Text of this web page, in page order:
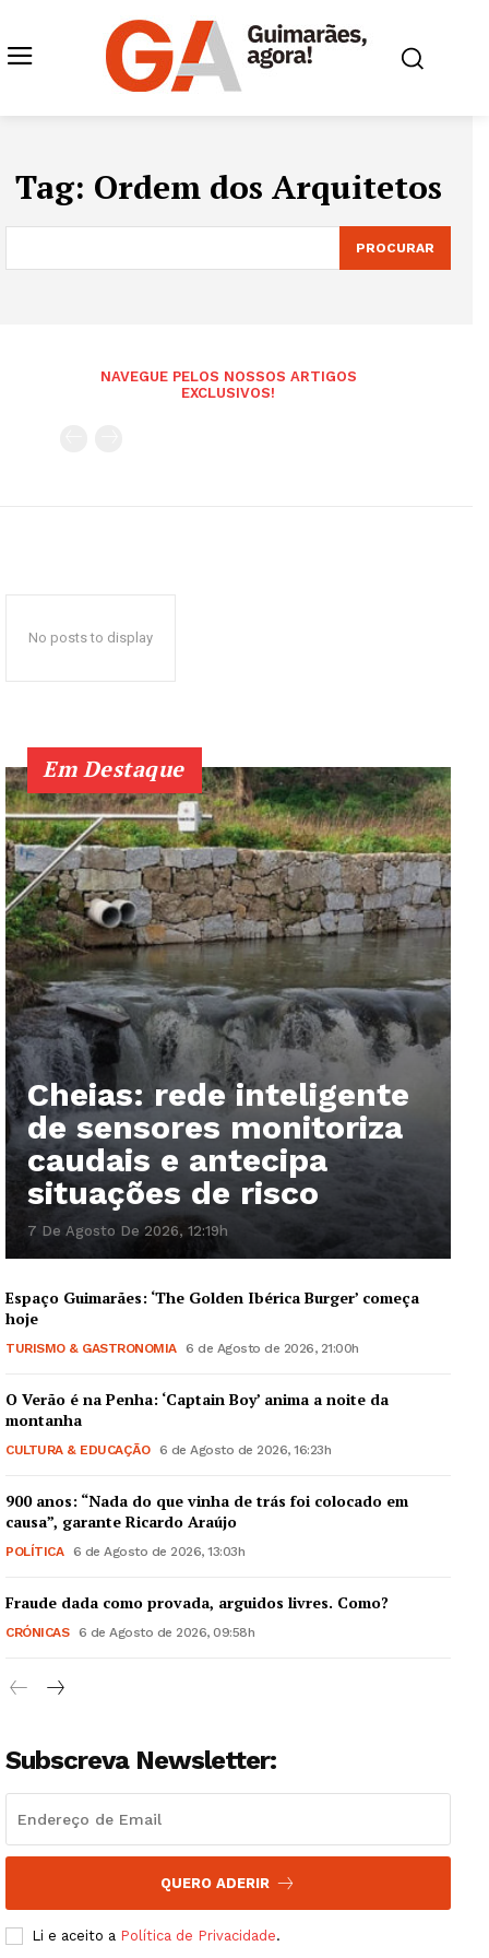
Guimarães, agora!
Institucional
Artigos
Edição Digital
Tag: Ordem dos Arquitetos
PROCURAR
NAVEGUE PELOS NOSSOS ARTIGOS
EXCLUSIVOS!
No posts to display
Em Destaque
Cheias: rede inteligente
de sensores monitoriza
caudais e antecipa
situações de risco
7 De Agosto De 2026, 12:19h
Espaço Guimarães: ‘The Golden Ibérica Burger’ começa
hoje
TURISMO & GASTRONOMIA 6 de Agosto de 2026, 21:00h
O Verão é na Penha: ‘Captain Boy’ anima a noite da
montanha
CULTURA & EDUCAÇÃO 6 de Agosto de 2026, 16:23h
900 anos: “Nada do que vinha de trás foi colocado em
causa”, garante Ricardo Araújo
POLÍTICA 6 de Agosto de 2026, 13:03h
Fraude dada como provada, arguidos livres. Como?
CRÓNICAS 6 de Agosto de 2026, 09:58h
Subscreva Newsletter:
QUERO ADERIR
Li e aceito a Política de Privacidade.